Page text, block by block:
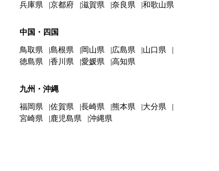
兵庫県
京都府 滋賀県 奈良県 和歌山県
中国・四国
鳥取県 島根県 岡山県 広島県
山口県
徳島県
香川県 愛媛県 高知県
九州・沖縄
福岡県 佐賀県 長崎県 熊本県
大分県
宮崎県
鹿児島県 沖縄県